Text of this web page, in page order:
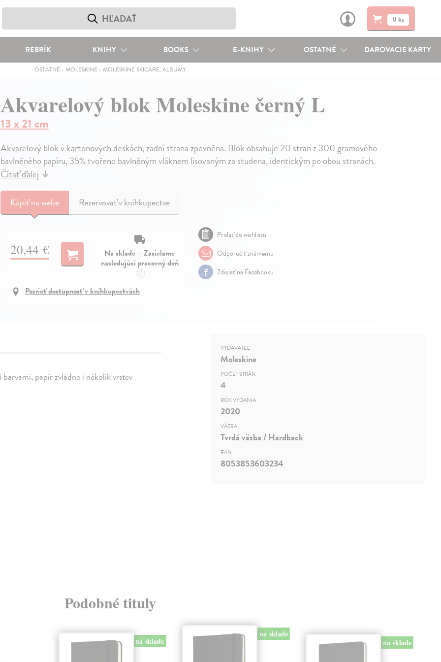
0 ks
REBRÍK KNIHY BOOKS E-KNIHY OSTATNÉ DAROVACIE KARTY
OSTATNÉ- MOLESKINE- MOLESKINE SKICÁRE, ALBUMY
Akvarelový blok Moleskine černý L
13 x 21 cm
Akvarelový blok v kartonových deskách, zadní strana zpevněna. Blok obsahuje 20 stran z 300 gramového
bavlněného papíru, 35% tvořeno bavlněným vláknem lisovaným za studena, identickým po obou stranách.
Čítať ďalej↓
Kúpiťna webe Rezervovať v kníhkupectve
20,44 €
Na sklade – Zasielame
nasledujúci pracovný deň
?
Pozrieť dostupnosť v kníhkupectvách
Pridať do wishlistu
Odporučiť známemu
Zdielať na Facebooku
papír zvládne i několik vrstev
VYDAVATEĽ
Moleskine
POČET STRÁN
4
ROK VYDANIA
2020
VÄZBA
Tvrdá väzba / Hardback
EAN
8053853603234
Podobné tituly
na sklade
na sklade
na sklade